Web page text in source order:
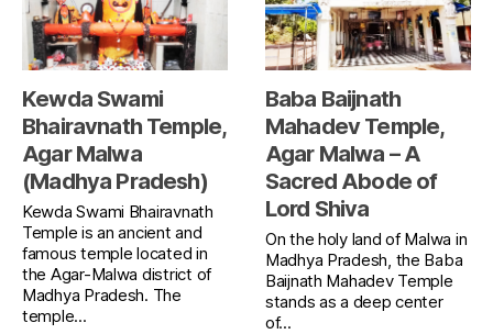
Kewda Swami
Bhairavnath Temple,
Agar Malwa
(Madhya Pradesh)
Kewda Swami Bhairavnath
Temple is an ancient and
famous temple located in
the Agar-Malwa district of
Madhya Pradesh. The
temple...
Baba Baijnath
Mahadev Temple,
Agar Malwa – A
Sacred Abode of
Lord Shiva
On the holy land of Malwa in
Madhya Pradesh, the Baba
Baijnath Mahadev Temple
stands as a deep center
of...